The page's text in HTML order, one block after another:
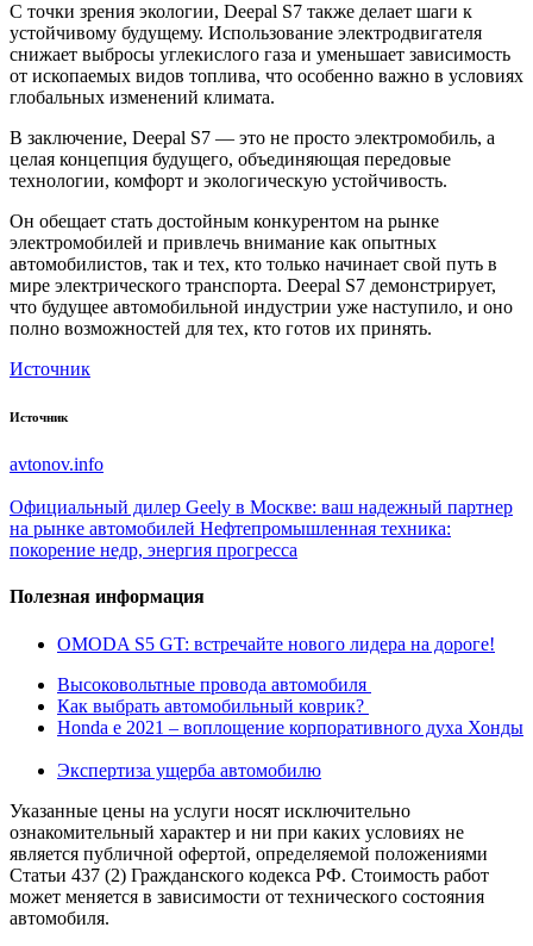
С точки зрения экологии, Deepal S7 также делает шаги к
устойчивому будущему. Использование электродвигателя
снижает выбросы углекислого газа и уменьшает зависимость
от ископаемых видов топлива, что особенно важно в условиях
глобальных изменений климата.
В заключение, Deepal S7 — это не просто электромобиль, а
целая концепция будущего, объединяющая передовые
технологии, комфорт и экологическую устойчивость.
Он обещает стать достойным конкурентом на рынке
электромобилей и привлечь внимание как опытных
автомобилистов, так и тех, кто только начинает свой путь в
мире электрического транспорта. Deepal S7 демонстрирует,
что будущее автомобильной индустрии уже наступило, и оно
полно возможностей для тех, кто готов их принять.
Источник
Источник
avtonov.info
Официальный дилер Geely в Москве: ваш надежный партнер
на рынке автомобилей Нефтепромышленная техника:
покорение недр, энергия прогресса
Полезная информация
OMODA S5 GT: встречайте нового лидера на дороге!
Высоковольтные провода автомобиля
Как выбрать автомобильный коврик?
Honda e 2021 – воплощение корпоративного духа Хонды
Экспертиза ущерба автомобилю
Указанные цены на услуги носят исключительно
ознакомительный характер и ни при каких условиях не
является публичной офертой, определяемой положениями
Статьи 437 (2) Гражданского кодекса РФ. Стоимость работ
может меняется в зависимости от технического состояния
автомобиля.